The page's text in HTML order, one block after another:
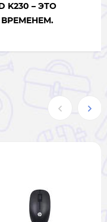
K230 – ЭТО